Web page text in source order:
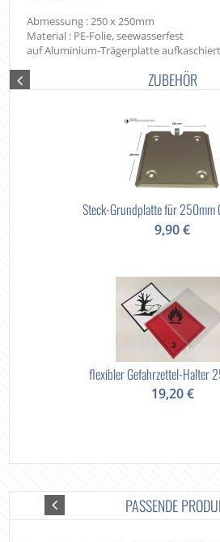
Abmessung : 250 x 250mm
Material : PE-Folie, seewasserfest
auf Aluminium-Trägerplatte aufkaschiert
ZUBEHÖR
Steck-Grundplatte für 250mm
9,90 €
flexibler Gefahrzettel-Halter
19,20 €
PASSENDE